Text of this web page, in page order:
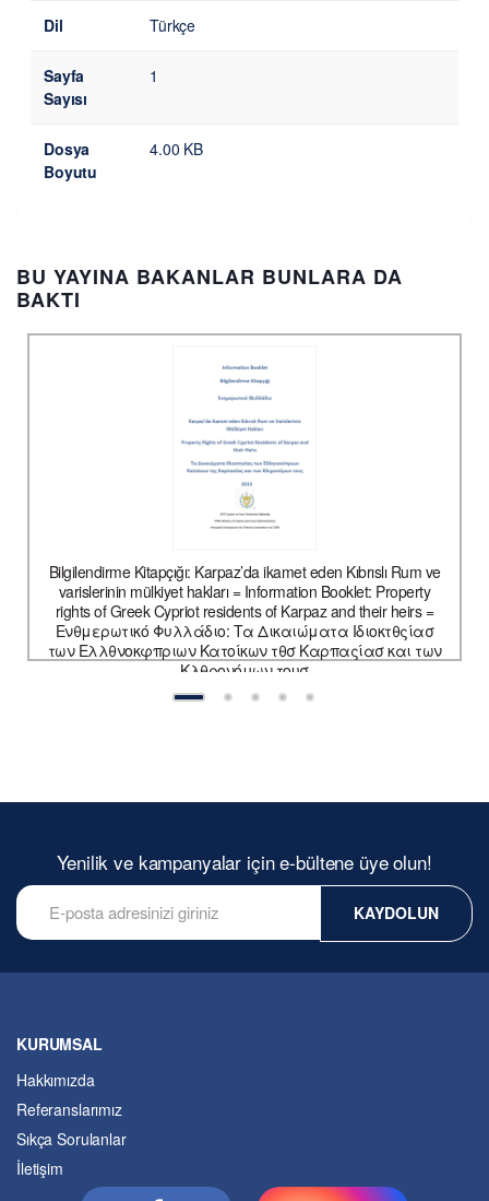
Dil Türkçe
Sayfa
Sayısı
1
Dosya
Boyutu
4.00 KB
BU YAYINA BAKANLAR BUNLARA DA
BAKTI
Bilgilendirme Kitapçığı: Karpaz’da ikamet eden Kıbrıslı Rum ve
varislerinin mülkiyet hakları = Information Booklet: Property
rights of Greek Cypriot residents of Karpaz and their heirs =
Ενθμερωτικό Φυλλάδιο: Τα Δικαιώματα Ιδιοκτθςίασ
των Ελλθνοκφπριων Κατοίκων τθσ Καρπαςίασ και των
Κλθρονόμων τουσ
Yenilik ve kampanyalar için e-bültene üye olun!
KAYDOLUN
KURUMSAL
Hakkımızda
Referanslarımız
Sıkça Sorulanlar
İletişim